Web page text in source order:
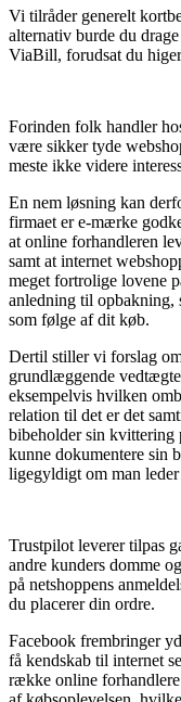
Vi tilråder generelt
alternativ burde du
ViaBill, forudsat du
Forinden folk handler
være sikker tyde
meste ikke videre
En nem løsning kan
firmaet er e-mærke
at online forhandleren
samt at internet
meget fortrolige lovene
anledning til opbakning,
som følge af dit køb.
Dertil stiller vi forslag
grundlæggende
eksempelvis hvilken
relation til det er det
bibeholder sin kvittering
kunne dokumentere sin
ligegyldigt om man
Trustpilot leverer tilpas
andre kunders domme
på netshoppens
du placerer din ordre.
Facebook frembringer
få kendskab til internet
række online